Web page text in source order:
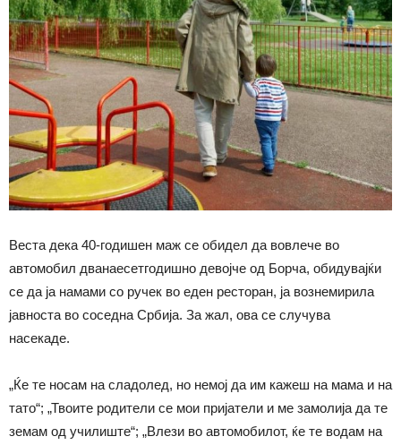
Веста дека 40-годишен маж се обидел да вовлече во
автомобил дванаесетгодишно девојче од Борча, обидувајќи
се да ја намами со ручек во еден ресторан, ја вознемирила
јавноста во соседна Србија. За жал, ова се случува
насекаде.
„Ќе те носам на сладолед, но немој да им кажеш на мама и на
тато“; „Твоите родители се мои пријатели и ме замолија да те
земам од училиште“; „Влези во автомобилот, ќе те водам на